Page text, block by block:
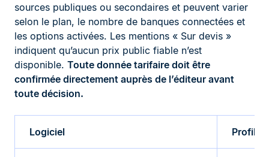
sources publiques ou secondaires et peuvent varier
selon le plan, le nombre de banques connectées et
les options activées. Les mentions « Sur devis »
indiquent qu’aucun prix public fiable n’est
disponible. Toute donnée tarifaire doit être
confirmée directement auprès de l’éditeur avant
toute décision.
Logiciel Profil